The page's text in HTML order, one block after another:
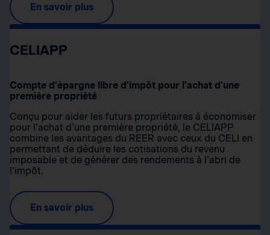
En savoir plus
CELIAPP
Compte d’épargne libre d’impôt pour l’achat d’une
première propriété
Conçu pour aider les futurs propriétaires à économiser
pour l’achat d’une première propriété, le CELIAPP
combine les avantages du REER avec ceux du CELI en
permettant de déduire les cotisations du revenu
imposable et de générer des rendements à l’abri de
l’impôt.
En savoir plus